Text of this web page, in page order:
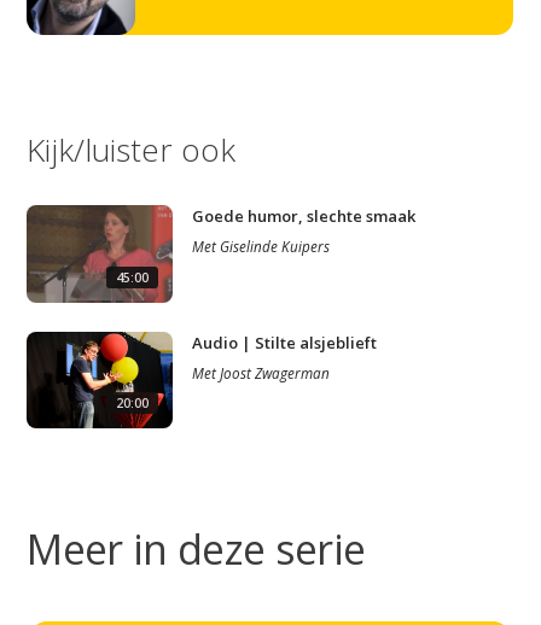
Studium Generale
Kijk/luister ook
45:00
Goede humor, slechte smaak
MetGiselinde Kuipers
20:00
Audio | Stilte alsjeblieft
MetJoost Zwagerman
Meer in deze serie